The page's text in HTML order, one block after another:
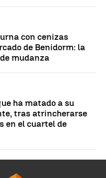
con cenizas
de Benidorm: la
mudanza
ha matado a su
tras atrincherarse
en el cuartel de